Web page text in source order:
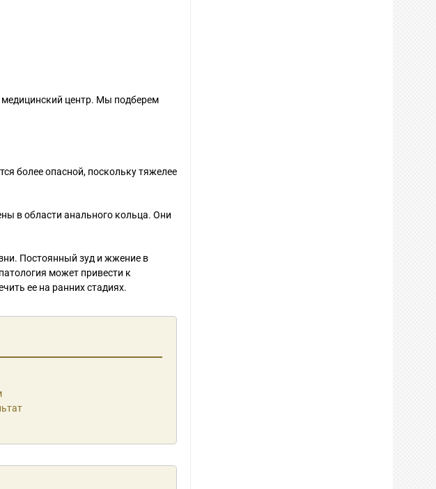
центр. Мы подберем
более опасной, поскольку тяжелее
в области анального кольца. Они
Постоянный зуд и жжение в
может привести к
ее на ранних стадиях.